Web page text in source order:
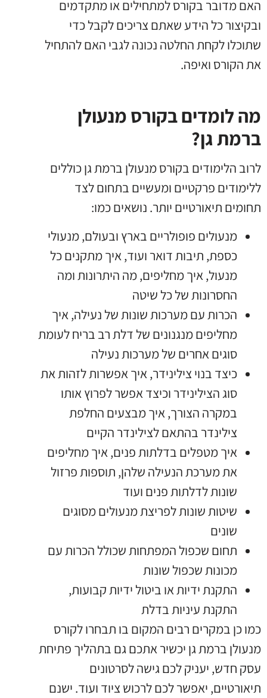
האם מדובר בקורס למתחילים או מתקדמים
ובקיצור כל הידע שאתם צריכים לקבל כדי
שתוכלו לקחת החלטה נכונה לגבי האם להתחיל
את הקורס ואיפה.
מה לומדים בקורס מנעולן
ברמת גן?
לרוב הלימודים בקורס מנעולן ברמת גן כוללים
ללימודים פרקטיים ומעשיים בתחום לצד
תחומים תיאורטיים יותר. נושאים כמו:
מנעולים פופולריים בארץ ובעולם,מנעולי
כספת, תיבות דואר ועוד, איך מתקנים כל
מנעול, איך מחליפים,מה היתרונות ומה
החסרונות של כל שיטה
הכרות עם מערכות שונות של נעילה, איך
מחליפים מנגנונים של דלת רב בריח לעומת
סוגים אחרים של מערכות נעילה
כיצד בנוי צילינידר, איך אפשרות לזהות את
סוג הצילינידר וכיצד אפשר לפרוץ אותו
במקרה הצורך, איך מבצעים החלפת
צילינדר בהתאם לצילינדר הקיים
איך מטפלים בדלתות פנים, איך מחליפים
את מערכת הנעילה שלהן, תוספות פרזול
שונות לדלתות פנים ועוד
שיטות שונות לפריצת מנעולים מסוגים
שונים
תחום שכפול המפתחות שכולל הכרות עם
מכונות שכפול שונות
התקנת ידיות או ביטול ידיות קבועות,
התקנת עיניות בדלת
כמו כן במקרים רבים המקום בו תבחרו לקורס
מנעולן ברמת גן יכשיר אתכם גם בתהליך פתיחת
עסק חדש, יעניק לכם גישה לסרטונים
תיאורטיים, יאפשר לכם לרכוש ציוד ועוד. ישנם